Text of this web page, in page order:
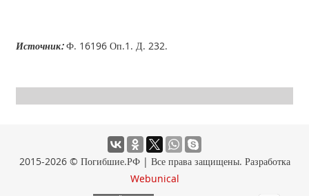
Источник:Ф. 16196 Оп.1. Д. 232.
2015-2026 © Погибшие.РФ | Все права защищены. Разработка
Webunical